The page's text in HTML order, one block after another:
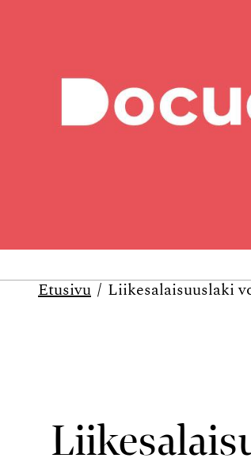
Etusivu Liikesalaisuuslaki